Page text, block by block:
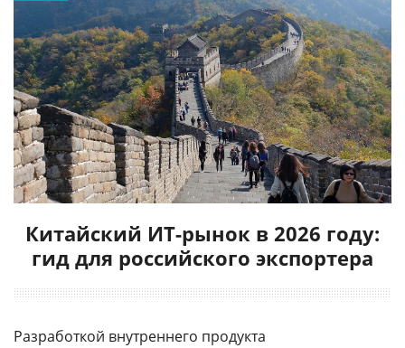
Китайский ИТ-рынок в 2026 году:
гид для российского экспортера
Разработкой внутреннего продукта